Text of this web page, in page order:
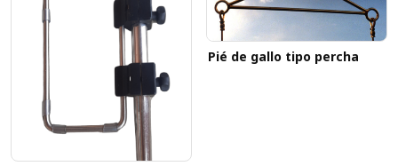
Pié de gallo tipo percha